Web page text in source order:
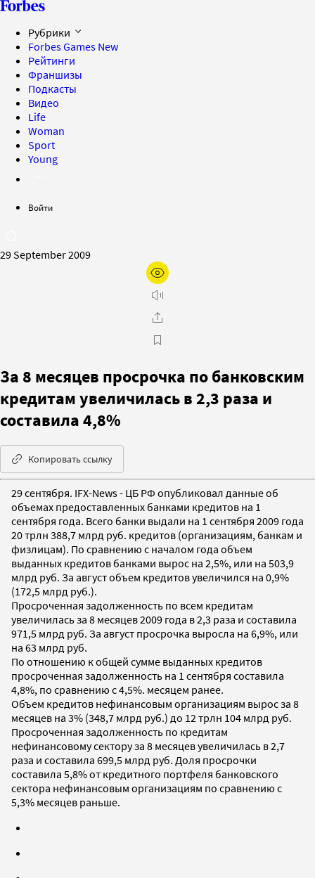
Рубрики
Forbes Games New
Рейтинги
Франшизы
Подкасты
Видео
Life
Woman
Sport
Young
Войти
29 September 2009
За 8 месяцев просрочка по банковским
кредитам увеличилась в 2,3 раза и
составила 4,8%
Копировать ссылку
29 сентября. IFX-News - ЦБ РФ опубликовал данные об
объемах предоставленных банками кредитов на 1
сентября года. Всего банки выдали на 1 сентября 2009 года
20 трлн 388,7 млрд руб. кредитов (организациям, банкам и
физлицам). По сравнению с началом года объем
выданных кредитов банками вырос на 2,5%, или на 503,9
млрд руб. За август объем кредитов увеличился на 0,9%
(172,5 млрд руб.).
Просроченная задолженность по всем кредитам
увеличилась за 8 месяцев 2009 года в 2,3 раза и составила
971,5 млрд руб. За август просрочка выросла на 6,9%, или
на 63 млрд руб.
По отношению к общей сумме выданных кредитов
просроченная задолженность на 1 сентября составила
4,8%, по сравнению с 4,5%. месяцем ранее.
Объем кредитов нефинансовым организациям вырос за 8
месяцев на 3% (348,7 млрд руб.) до 12 трлн 104 млрд руб.
Просроченная задолженность по кредитам
нефинансовому сектору за 8 месяцев увеличилась в 2,7
раза и составила 699,5 млрд руб. Доля просрочки
составила 5,8% от кредитного портфеля банковского
сектора нефинансовым организациям по сравнению с
5,3% месяцев раньше.